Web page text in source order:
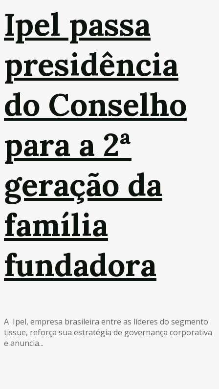
Ipel passa
presidência
do Conselho
para a 2ª
geração da
família
fundadora
A Ipel, empresa brasileira entre as líderes do segmento
tissue, reforça sua estratégia de governança corporativa
e anuncia...